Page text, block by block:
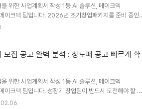
위한 사업계획서 작성 1등 AI 솔루션, 메이크덱
크덱 팀입니다. 2026년 초기창업패키지를 준비 중인
합격을 위한 실전 전략을 꼼꼼히 정리한 [초창패 합격족보
사유'를 먼저 검토합니다. 아무리 훌륭한 비즈니스 모델이
심사 기회조차 얻을 수 없습니다.오늘 공유해 드리는 내
정적 실수 없이 도전의 기회를 잡으시기 바랍니다. ✅..
집 공고 완벽 분석 : 창도패 공고 빠르게 확
위한 사업계획서 작성 1등 AI 솔루션, 메이크덱
크덱 팀입니다. 성장기 창업팀이 반드시 도전해야 할 정
패키지의 공고가 오픈되었는데요. 중요한 내용들을 빠르